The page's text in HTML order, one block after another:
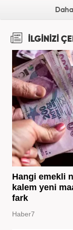
İLGİNİZİ
Hangi emekli
kalem yeni
fark
Haber7